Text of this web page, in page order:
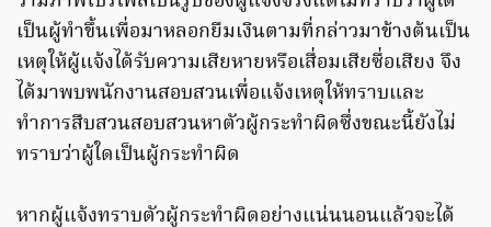
เป็นผู้ทำขึ้นเพื่อมาหลอกยืมเงินตามที่กล่าวมาข้างต้นเป็น
เหตุให้ผู้แจ้งได้รับความเสียหายหรือเสื่อมเสียซื่อเสียง จึง
ได้มาพบพนักงานสอบสวนเพื่อแจ้งเหตุให้ทราบและ
ทำการสืบสวนสอบสวนหาตัวผู้กระทำผิดซึ่งขณะนี้ยังไม่
ทราบว่าผู้ใดเป็นผู้กระทำผิด
หากผู้แจ้งทราบตัวผู้กระทำผิดอย่างแน่นนอนแล้วจะได้